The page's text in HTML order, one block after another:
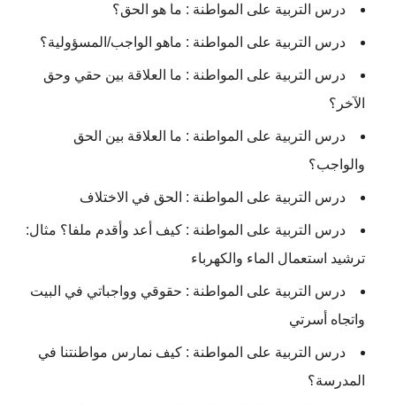
درس التربیة على المواطنة : ما هو الحق؟
درس التربیة على المواطنة : ماهو الواجب/المسؤولية؟
درس التربیة على المواطنة : ما العلاقة بين حقي وحق
الآخر؟
درس التربیة على المواطنة : ما العلاقة بين الحق
والواجب؟
درس التربیة على المواطنة : الحق في الاختلاف
درس التربیة على المواطنة : كيف أعد وأقدم ملفا؟ مثال:
ترشيد استعمال الماء والكهرباء
درس التربیة على المواطنة : حقوقي وواجباتي في البيت
واتجاه أسرتي
درس التربیة على المواطنة : كيف نمارس مواطنتنا في
المدرسة؟